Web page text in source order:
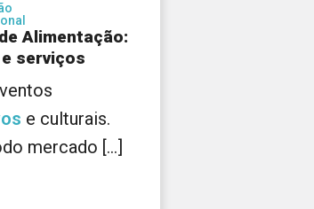
Alimentação:
serviços
e culturais.
mercado [...]